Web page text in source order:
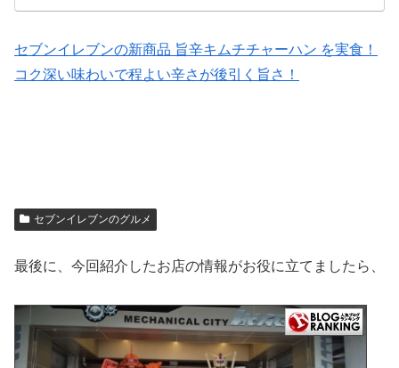
セブンイレブンの新商品 旨辛キムチチャーハン を実食！
コク深い味わいで程よい辛さが後引く旨さ！
セブンイレブンのグルメ
最後に、今回紹介したお店の情報がお役に立てましたら、